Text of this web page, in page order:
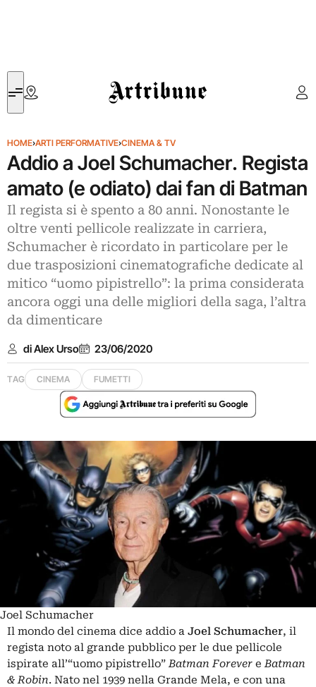
Artribune
HOME›ARTI PERFORMATIVE›CINEMA & TV
Addio a Joel Schumacher. Regista
amato (e odiato) dai fan di Batman
Il regista si è spento a 80 anni. Nonostante le
oltre venti pellicole realizzate in carriera,
Schumacher è ricordato in particolare per le
due trasposizioni cinematografiche dedicate al
mitico “uomo pipistrello”: la prima considerata
ancora oggi una delle migliori della saga, l’altra
da dimenticare
di Alex Urso 23/06/2020
TAG CINEMA FUMETTI
Joel Schumacher
Il mondo del cinema dice addio a Joel Schumacher, il
regista noto al grande pubblico per le due pellicole
ispirate all’“uomo pipistrello”Batman Forever eBatman
& Robin. Nato nel 1939 nella Grande Mela, e con una